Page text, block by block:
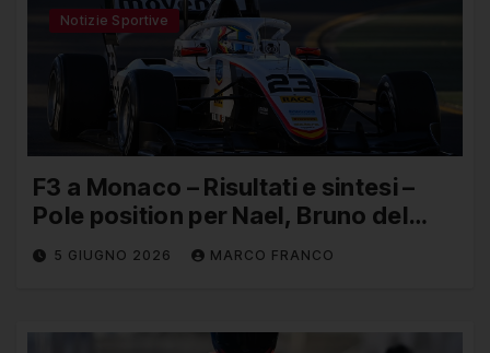
Notizie Sportive
F3 a Monaco – Risultati e sintesi –
Pole position per Nael, Bruno del
Pino ottavo
5 GIUGNO 2026 MARCO FRANCO